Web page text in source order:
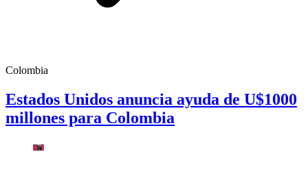
Colombia
Estados Unidos anuncia ayuda de U$1000
millones para Colombia